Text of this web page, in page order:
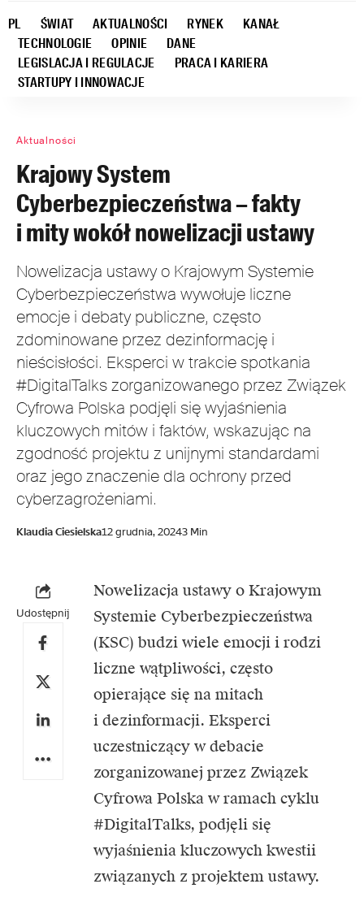
PL ŚWIAT AKTUALNOŚCI RYNEK
KANAŁ
TECHNOLOGIE
OPINIE
DANE
LEGISLACJA I REGULACJE
PRACA I KARIERA
STARTUPY I INNOWACJE
Aktualności
Krajowy System
Cyberbezpieczeństwa – fakty
i mity wokół nowelizacji ustawy
Nowelizacja ustawy o Krajowym Systemie
Cyberbezpieczeństwa wywołuje liczne
emocje i debaty publiczne, często
zdominowane przez dezinformację i
nieścisłości. Eksperci w trakcie spotkania
#DigitalTalks zorganizowanego przez Związek
Cyfrowa Polska podjęli się wyjaśnienia
kluczowych mitów i faktów, wskazując na
zgodność projektu z unijnymi standardami
oraz jego znaczenie dla ochrony przed
cyberzagrożeniami.
Klaudia Ciesielska12 grudnia, 20243 Min
Udostępnij
Nowelizacja ustawy o Krajowym
Systemie Cyberbezpieczeństwa
(KSC) budzi wiele emocji i rodzi
liczne wątpliwości, często
opierające się na mitach
i dezinformacji. Eksperci
uczestniczący w debacie
zorganizowanej przez Związek
Cyfrowa Polska w ramach cyklu
#DigitalTalks, podjęli się
wyjaśnienia kluczowych kwestii
związanych z projektem ustawy.